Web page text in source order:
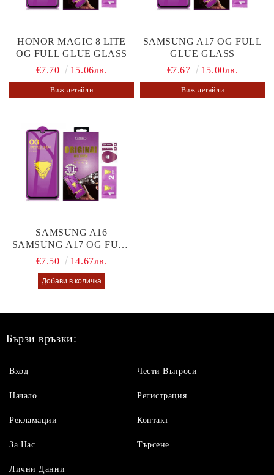
HONOR MAGIC 8 LITE
OG FULL GLUE GLASS
€7.70
15.06лв.
Виж детайли
SAMSUNG A17 OG FULL
GLUE GLASS
€7.67
15.00лв.
Виж детайли
SAMSUNG A16
SAMSUNG A17 OG FULL
GLUE GLASS
€7.50 14.67лв.
Бързи връзки:
Вход
Начало
Рекламации
За Нас
Чести Въпроси
Регистрация
Контакт
Търсене
Лични Данни